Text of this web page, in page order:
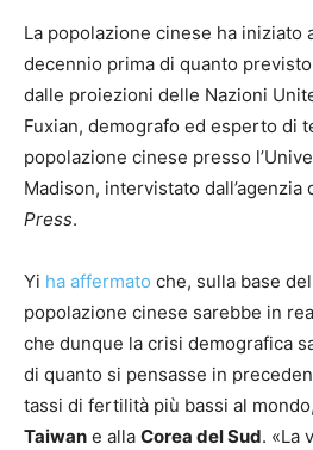
La popolazione cinese ha iniziato
decennio prima di quanto
dalle proiezioni delle Nazioni
Fuxian, demografo ed esperto di
popolazione cinese presso
Madison, intervistato dall’agenzia
Press.
Yi ha affermato che, sulla base
popolazione cinese sarebbe in
che dunque la crisi demografica
di quanto si pensasse in
tassi di fertilità più bassi al
Taiwan e alla Corea del Sud. «La